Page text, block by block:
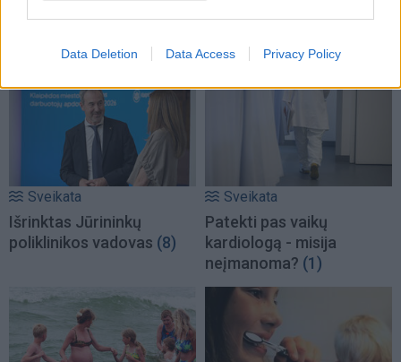
Data Deletion Data Access Privacy Policy
slaugytojai
ingredientą
Sveikata
Išrinktas Jūrininkų
poliklinikos vadovas (8)
Sveikata
Patekti pas vaikų
kardiologą - misija
neįmanoma? (1)